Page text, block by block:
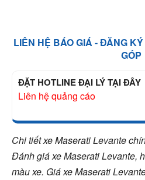
LIÊN HỆ BÁO GIÁ - ĐĂNG
GÓP
ĐẶT HOTLINE ĐẠI LÝ TẠI ĐÂY
Liên hệ quảng cáo
Chi tiết xe Maserati Levante
Đánh giá xe Maserati Levante,
màu xe. Giá xe Maserati